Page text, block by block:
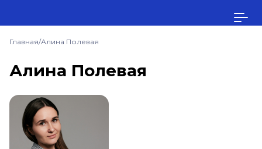
Главная/Алина Полевая
Алина Полевая